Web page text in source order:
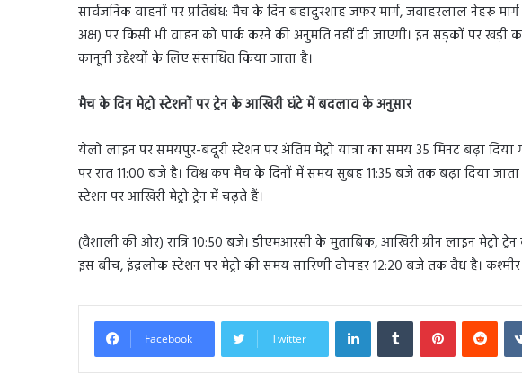
सार्वजनिक वाहनों पर प्रतिबंध: मैच के दिन बहादुरशाह जफर मार्ग, जवाहरलाल नेहरू
अक्ष) पर किसी भी वाहन को पार्क करने की अनुमति नहीं दी जाएगी। इन सड़कों पर
कानूनी उद्देश्यों के लिए संसाधित किया जाता है।
मैच के दिन मेट्रो स्टेशनों पर ट्रेन के आखिरी घंटे में बदलाव के अनुसार
येलो लाइन पर समयपुर-बदूरी स्टेशन पर अंतिम मेट्रो यात्रा का समय 35 मिनट बढ़ा
पर रात 11:00 बजे है। विश्व कप मैच के दिनों में समय सुबह 11:35 बजे तक बढ़ा दिया जाता
स्टेशन पर आखिरी मेट्रो ट्रेन में चढ़ते हैं।
(वैशाली की ओर) रात्रि 10:50 बजे। डीएमआरसी के मुताबिक, आखिरी ग्रीन लाइन मेट्रो
इस बीच, इंद्रलोक स्टेशन पर मेट्रो की समय सारिणी दोपहर 12:20 बजे तक वैध है।
Facebook Twitter
LinkedInTumblr Pinterest